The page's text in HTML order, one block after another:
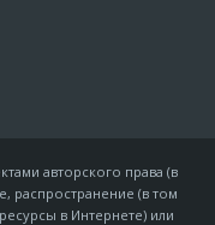
авторского права (в
распространение (в том
в Интернете) или